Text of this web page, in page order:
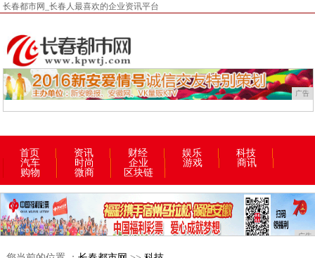
长春都市网_长春人最喜欢的企业资讯平台
广告
首页 资讯 财经 娱乐
科技
汽车
时尚 企业 游戏
商讯
购物
微商 区块链
广告